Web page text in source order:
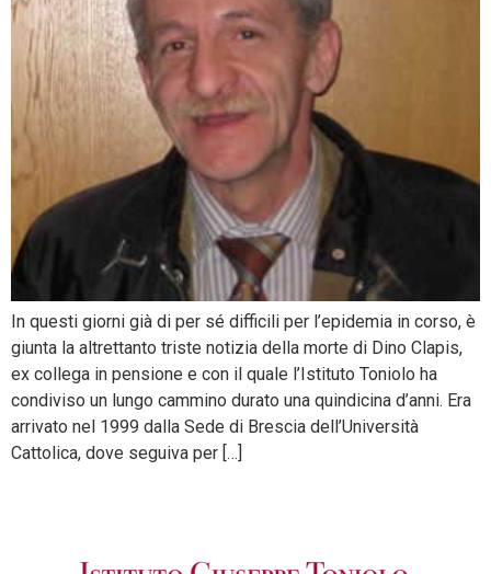
In questi giorni già di per sé difficili per l’epidemia in corso, è
giunta la altrettanto triste notizia della morte di Dino Clapis,
ex collega in pensione e con il quale l’Istituto Toniolo ha
condiviso un lungo cammino durato una quindicina d’anni. Era
arrivato nel 1999 dalla Sede di Brescia dell’Università
Cattolica, dove seguiva per […]